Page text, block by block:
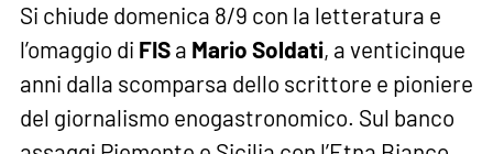
Si chiude domenica 8/9 con la letteratura e
l’omaggio di FIS a Mario Soldati, a venticinque
anni dalla scomparsa dello scrittore e pioniere
del giornalismo enogastronomico. Sul banco